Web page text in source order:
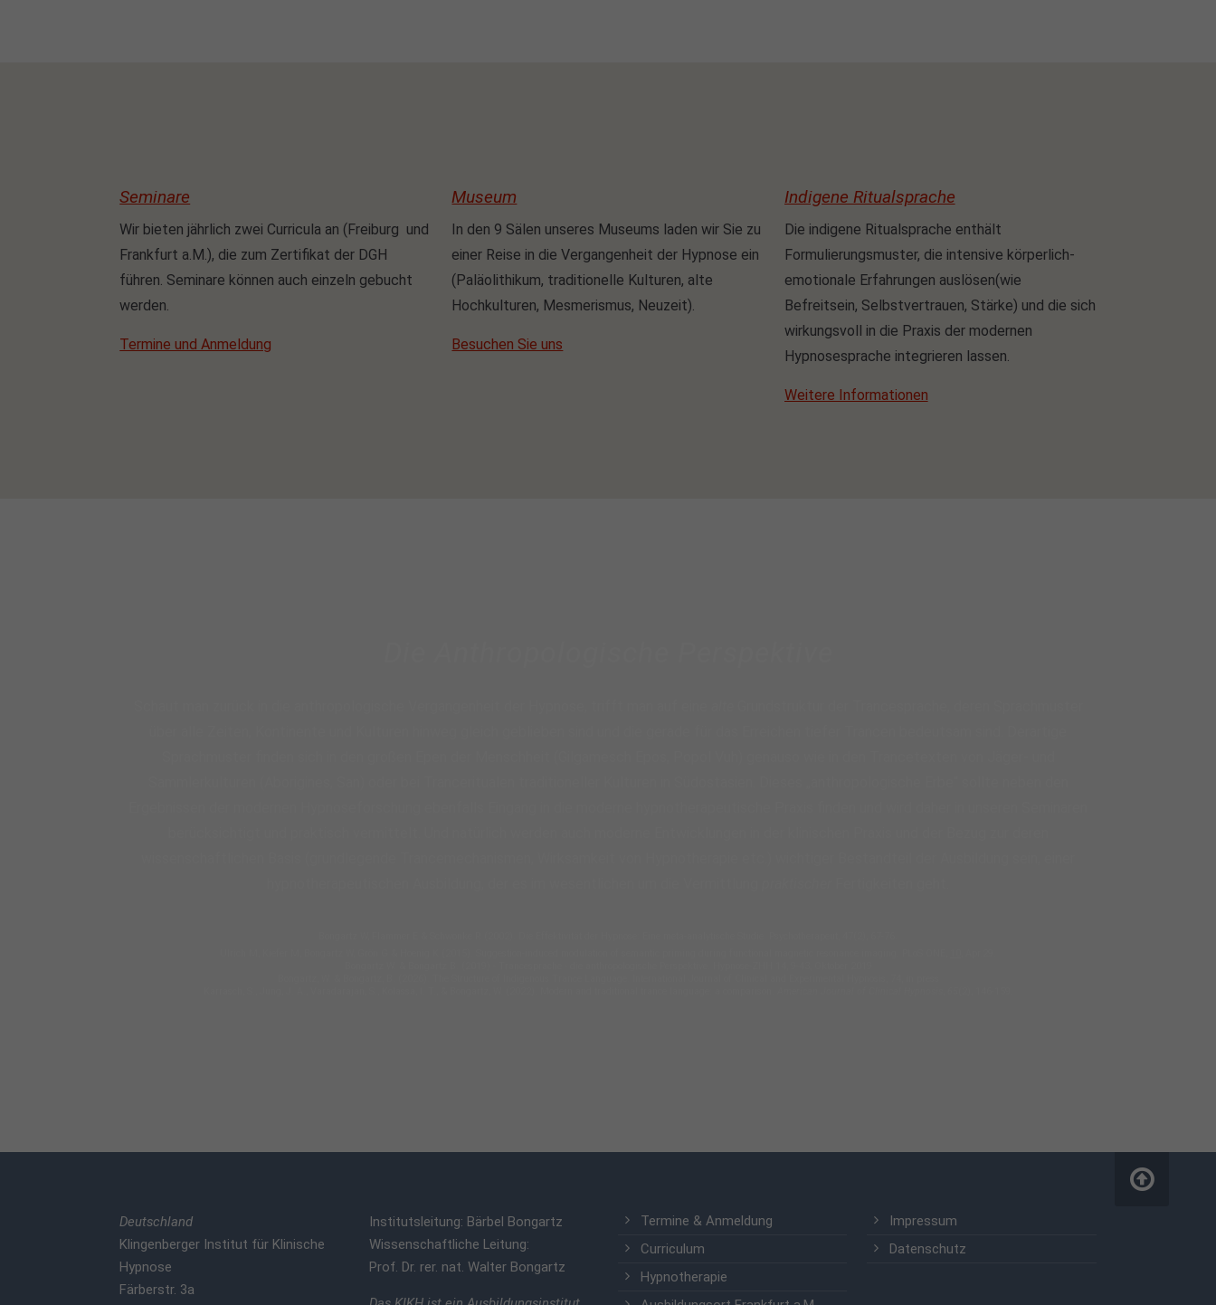
Seminare
Wir bieten jährlich zwei Curricula an (Freiburg und
Frankfurt a.M.), die zum Zertifikat der DGH
führen. Seminare können auch einzeln gebucht
werden.
Termine und Anmeldung
Museum
In den 9 Sälen unseres Museums laden wir Sie zu
einer Reise in die Vergangenheit der Hypnose ein
(Paläolithikum, traditionelle Kulturen, alte
Hochkulturen, Mesmerismus, Neuzeit).
Besuchen Sie uns
Indigene Ritualsprache
Die indigene Ritualsprache enthält
Formulierungsmuster, die intensive körperlich-
emotionale Erfahrungen auslösen(wie
Befreitsein, Selbstvertrauen, Stärke) und die sich
wirkungsvoll in die Praxis der modernen
Hypnosesprache integrieren lassen.
Weitere Informationen
Deutschland
Klingenberger Institut für Klinische
Hypnose
Färberstr. 3a
Institutsleitung: Bärbel Bongartz
Wissenschaftliche Leitung:
Prof. Dr. rer. nat. Walter Bongartz
Termine & Anmeldung
Curriculum
Hypnotherapie
Impressum
Datenschutz